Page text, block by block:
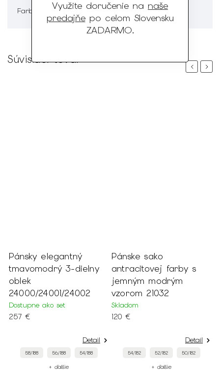
Využite doručenie na naše
predajňepo celom Slovensku
ZADARMO.
Farba Hnedá
Súvisiaci tovar
Previous
Pánsky elegantný
tmavomodrý 3-dielny
oblek
24000/24001/24002
Dostupne ako set
257 €
Detail
58/188 56/188 54/188
+ ďalšie
Pánske sako
antracitovej farby s
jemným modrým
vzorom 21032
Skladom
120 €
Detail
54/182 52/182 50/182
+ ďalšie
Next